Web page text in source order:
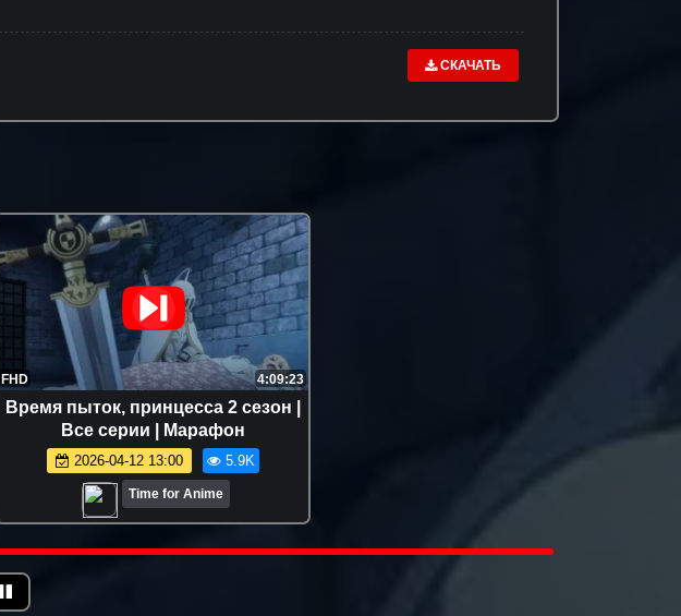
СКАЧАТЬ
FHD 4:09:23
Время пыток, принцесса 2 сезон |
Все серии | Марафон
2026-04-12 13:00 5.9K
Time for Anime